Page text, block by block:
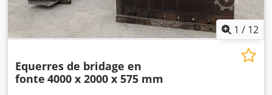
1 / 12
Equerres de bridage en
fonte 4000 x 2000 x 575 mm